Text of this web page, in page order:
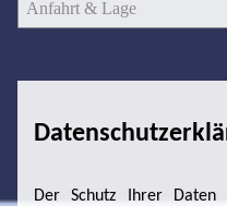
Anfahrt & Lage
Der Schutz Ihrer